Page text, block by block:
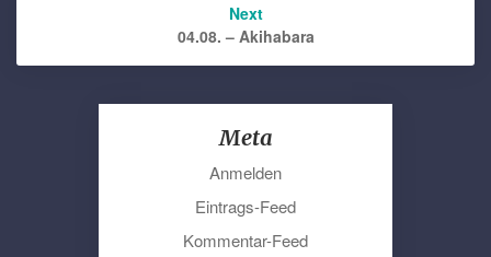
Next
04.08. – Akihabara
Meta
Anmelden
Eintrags-Feed
Kommentar-Feed